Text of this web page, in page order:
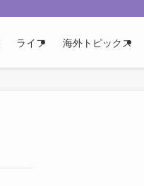
ライフ 海外トピックス